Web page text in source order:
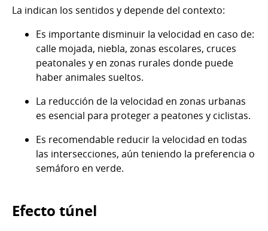
La indican los sentidos y depende del contexto:
Es importante disminuir la velocidad en caso de:
calle mojada, niebla, zonas escolares, cruces
peatonales y en zonas rurales donde puede
haber animales sueltos.
La reducción de la velocidad en zonas urbanas
es esencial para proteger a peatones y ciclistas.
Es recomendable reducir la velocidad en todas
las intersecciones, aún teniendo la preferencia o
semáforo en verde.
Efecto túnel